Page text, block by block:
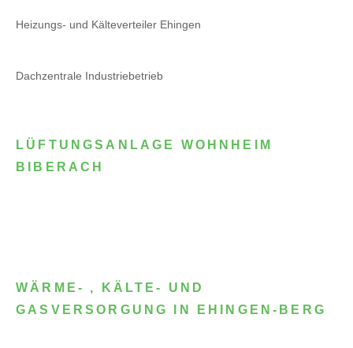
Heizungs- und Kälteverteiler Ehingen
Dachzentrale Industriebetrieb
LÜFTUNGSANLAGE WOHNHEIM
BIBERACH
WÄRME- , KÄLTE- UND
GASVERSORGUNG IN EHINGEN-BERG